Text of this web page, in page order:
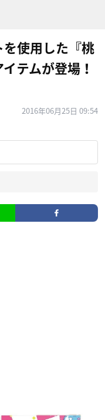
を使用した『桃
テムが登場！
2016年06月25日 09:54